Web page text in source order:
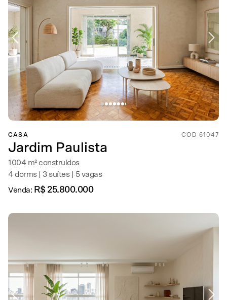
CASA COD 61047
Jardim Paulista
1004 m² construídos
4 dorms | 3 suítes | 5 vagas
Venda: R$ 25.800.000